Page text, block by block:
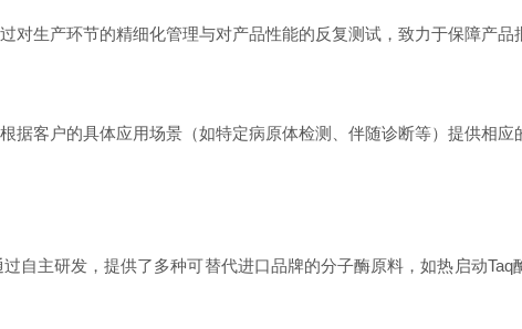
对生产环节的精细化管理与对产品性能的反复测试，致力于保障产
客户的具体应用场景（如特定病原体检测、伴随诊断等）提供相应
自主研发，提供了多种可替代进口品牌的分子酶原料，如热启动